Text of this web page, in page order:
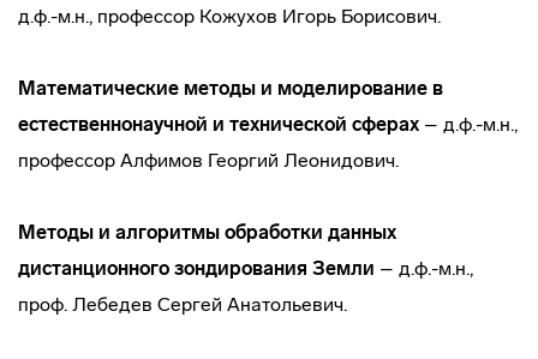
д.ф.-м.н., профессор Кожухов Игорь Борисович.
Математические методы и моделирование в
естественнонаучной и технической сферах – д.ф.-м.н.,
профессор Алфимов Георгий Леонидович.
Методы и алгоритмы обработки данных
дистанционного зондирования Земли – д.ф.-м.н.,
проф. Лебедев Сергей Анатольевич.